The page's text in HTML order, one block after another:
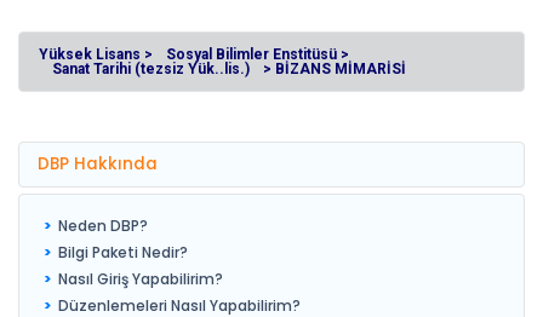
Yüksek Lisans >
Sosyal Bilimler Enstitüsü >
Sanat Tarihi (tezsiz Yük..lis.)
> BİZANS MİMARİSİ
DBP Hakkında
Neden DBP?
Bilgi Paketi Nedir?
Nasıl Giriş Yapabilirim?
Düzenlemeleri Nasıl Yapabilirim?